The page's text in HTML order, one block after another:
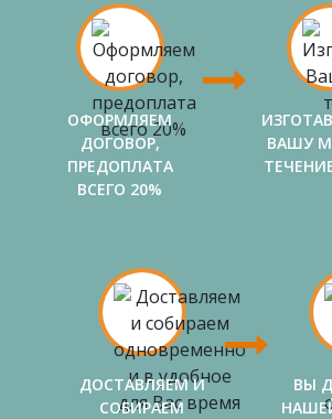
ОФОРМЛЯЕМ
ДОГОВОР,
ПРЕДОПЛАТА
ВСЕГО 20%
ВАШУ
ДОСТАВЛЯЕМ И
СОБИРАЕМ
ВЫ